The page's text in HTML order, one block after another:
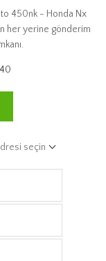
450nk - Honda Nx
her yerine gönderim
seçin